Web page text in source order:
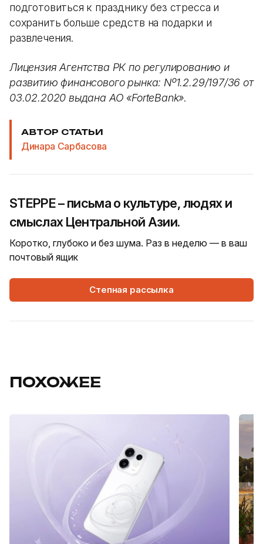
подготовиться к празднику без стресса и
сохранить больше средств на подарки и
развлечения.
Лицензия Агентства РК по регулированию и
развитию финансового рынка: Nº1.2.29/197/36 от
03.02.2020 выдана АО «ForteBank».
АВТОР СТАТЬИ
Динара Сарбасова
STEPPE – письма о культуре, людях и
смыслах Центральной Азии.
Коротко, глубоко и без шума. Раз в неделю — в ваш
почтовый ящик
Степная рассылка
ПОХОЖЕЕ